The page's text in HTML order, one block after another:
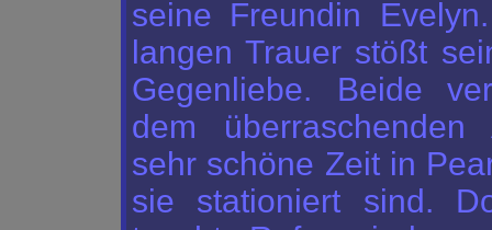
seine Freundin
langen Trauer stößt
Gegenliebe. Beide
dem überraschenden
sehr schöne Zeit in
sie stationiert sind.